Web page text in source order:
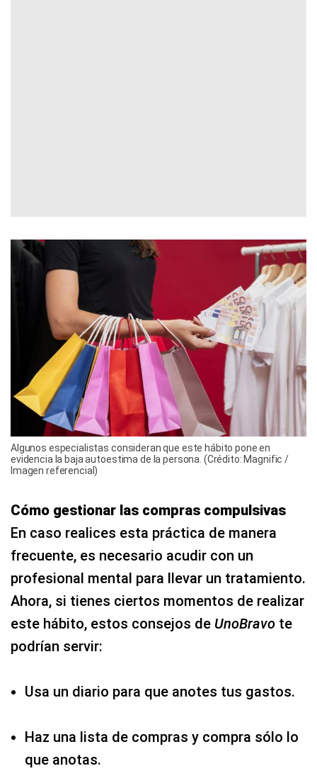
Algunos especialistas consideran que este hábito pone en
evidencia la baja autoestima de la persona. (Crédito: Magnific /
Imagen referencial)
Cómo gestionar las compras compulsivas
En caso realices esta práctica de manera
frecuente, es necesario acudir con un
profesional mental para llevar un tratamiento.
Ahora, si tienes ciertos momentos de realizar
este hábito, estos consejos de UnoBravo te
podrían servir:
Usa un diario para que anotes tus gastos.
Haz una lista de compras y compra sólo lo
que anotas.